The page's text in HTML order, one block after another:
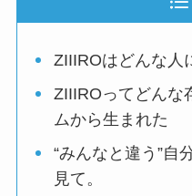
ZIIIROはどんな人
ZIIIROってどんな
ムから生まれた
“みんなと違う”自
見て。